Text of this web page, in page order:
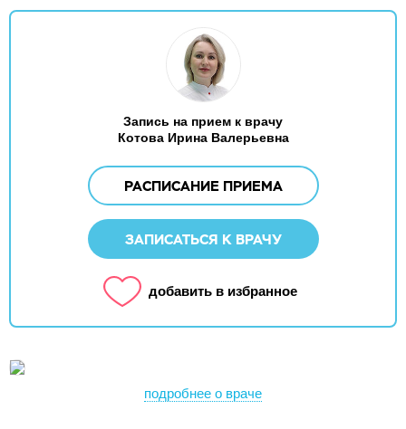
Запись на прием к врачу
Котова Ирина Валерьевна
РАСПИСАНИЕ ПРИЕМА
ЗАПИСАТЬСЯ К ВРАЧУ
добавить в избранное
подробнее о враче